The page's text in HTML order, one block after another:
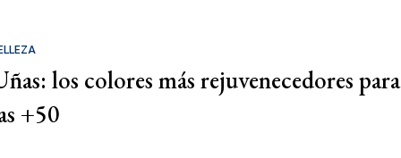
los colores más rejuvenecedores para
+50